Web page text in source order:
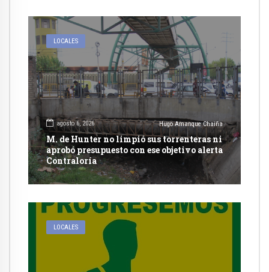
LOCALES
agosto 6, 2026 Hugo Amanque Chaiña
M. de Hunter no limpió sus torrenteras ni
aprobó presupuesto con ese objetivo alerta
Contraloría
LOCALES